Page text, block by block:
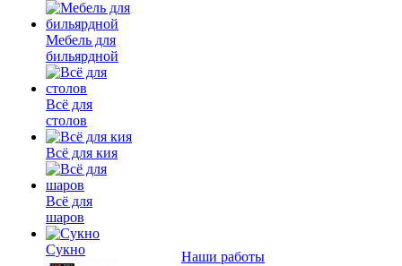
Мебель для
бильярдной
Всё для
столов
Всё для кия
Всё для
шаров
Сукно
Наши работы